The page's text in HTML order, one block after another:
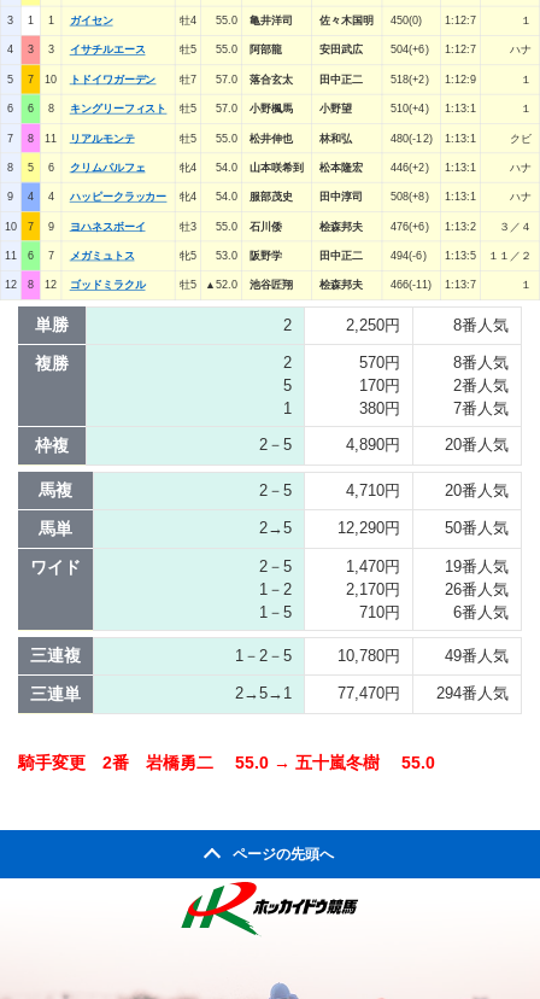
3 1 1 ガイセン 牡4 55.0 亀井洋司 佐々木国明 450(0) 1:12:7 １
4 3 3 イサチルエース 牡5 55.0 阿部龍 安田武広 504(+6) 1:12:7 ハナ
5 7 10 トドイワガーデン 牡7 57.0 落合玄太 田中正二 518(+2) 1:12:9 １
6 6 8 キングリーフィスト 牡5 57.0 小野楓馬 小野望 510(+4) 1:13:1 １
7 8 11 リアルモンテ 牡5 55.0 松井伸也 林和弘 480(-12) 1:13:1 クビ
8 5 6 クリムパルフェ 牝4 54.0 山本咲希到 松本隆宏 446(+2) 1:13:1 ハナ
9 4 4 ハッピークラッカー 牝4 54.0 服部茂史 田中淳司 508(+8) 1:13:1 ハナ
10 7 9 ヨハネスボーイ 牡3 55.0 石川倭 桧森邦夫 476(+6) 1:13:2 ３／４
11 6 7 メガミュトス 牝5 53.0 阪野学 田中正二 494(-6) 1:13:5 １１／２
12 8 12 ゴッドミラクル 牡5 ▲52.0 池谷匠翔 桧森邦夫 466(-11) 1:13:7 １
単勝 2 2,250円 8番人気
複勝
2
5
1
570円
170円
380円
8番人気
2番人気
7番人気
枠複 2－5 4,890円 20番人気
馬複 2－5 4,710円 20番人気
馬単 2→5 12,290円 50番人気
ワイド
2－5
1－2
1－5
1,470円
2,170円
710円
19番人気
26番人気
6番人気
三連複 1－2－5 10,780円 49番人気
三連単 2→5→1 77,470円 294番人気
騎手変更 2番 岩橋勇二 55.0 → 五十嵐冬樹 55.0
ページの先頭へ